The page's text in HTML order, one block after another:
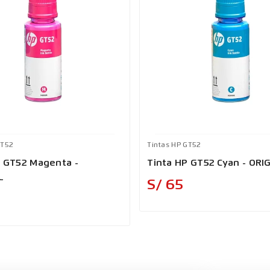
GT52 Magenta -
Tintas HP GT52
Tinta HP GT52 Cyan -
S/ 65